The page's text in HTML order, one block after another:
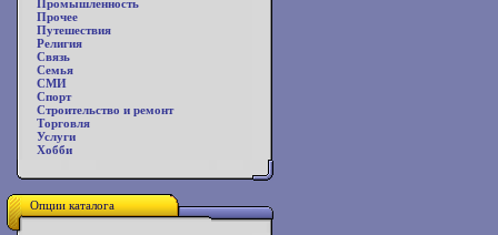
Промышленность
Прочее
Путешествия
Религия
Связь
Семья
СМИ
Спорт
Строительство и ремонт
Торговля
Услуги
Хобби
Опции каталога